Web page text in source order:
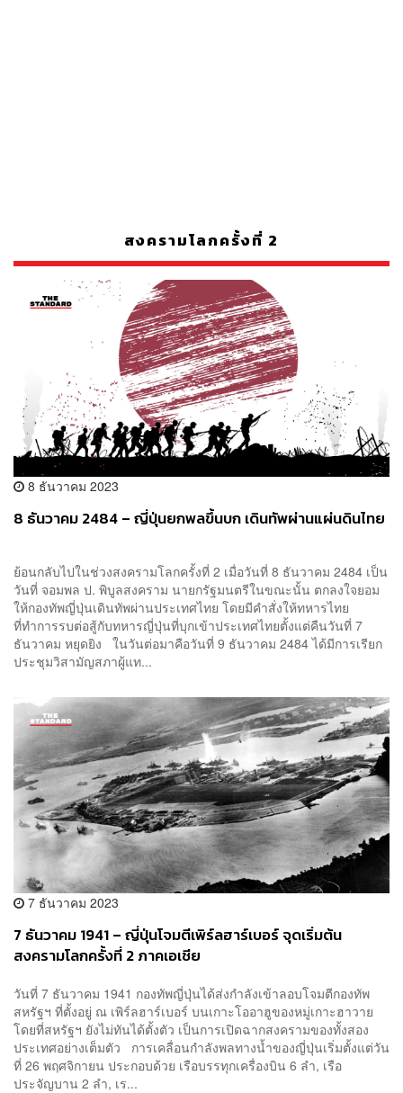
สงครามโลกครั้งที่ 2
8 ธันวาคม 2023
8 ธันวาคม 2484 – ญี่ปุ่นยกพลขึ้นบก เดินทัพผ่านแผ่นดินไทย
ย้อนกลับไปในช่วงสงครามโลกครั้งที่ 2 เมื่อวันที่ 8 ธันวาคม 2484 เป็น
วันที่ จอมพล ป. พิบูลสงคราม นายกรัฐมนตรีในขณะนั้น ตกลงใจยอม
ให้กองทัพญี่ปุ่นเดินทัพผ่านประเทศไทย โดยมีคำสั่งให้ทหารไทย
ที่ทำการรบต่อสู้กับทหารญี่ปุ่นที่บุกเข้าประเทศไทยตั้งแต่คืนวันที่ 7
ธันวาคม หยุดยิง ในวันต่อมาคือวันที่ 9 ธันวาคม 2484 ได้มีการเรียก
ประชุมวิสามัญสภาผู้แท...
7 ธันวาคม 2023
7 ธันวาคม 1941 – ญี่ปุ่นโจมตีเพิร์ลฮาร์เบอร์ จุดเริ่มต้น
สงครามโลกครั้งที่ 2 ภาคเอเชีย
วันที่ 7 ธันวาคม 1941 กองทัพญี่ปุ่นได้ส่งกำลังเข้าลอบโจมตีกองทัพ
สหรัฐฯ ที่ตั้งอยู่ ณ เพิร์ลฮาร์เบอร์ บนเกาะโออาฮูของหมู่เกาะฮาวาย
โดยที่สหรัฐฯ ยังไม่ทันได้ตั้งตัว เป็นการเปิดฉากสงครามของทั้งสอง
ประเทศอย่างเต็มตัว การเคลื่อนกำลังพลทางน้ำของญี่ปุ่นเริ่มตั้งแต่วัน
ที่ 26 พฤศจิกายน ประกอบด้วย เรือบรรทุกเครื่องบิน 6 ลำ, เรือ
ประจัญบาน 2 ลำ, เร...